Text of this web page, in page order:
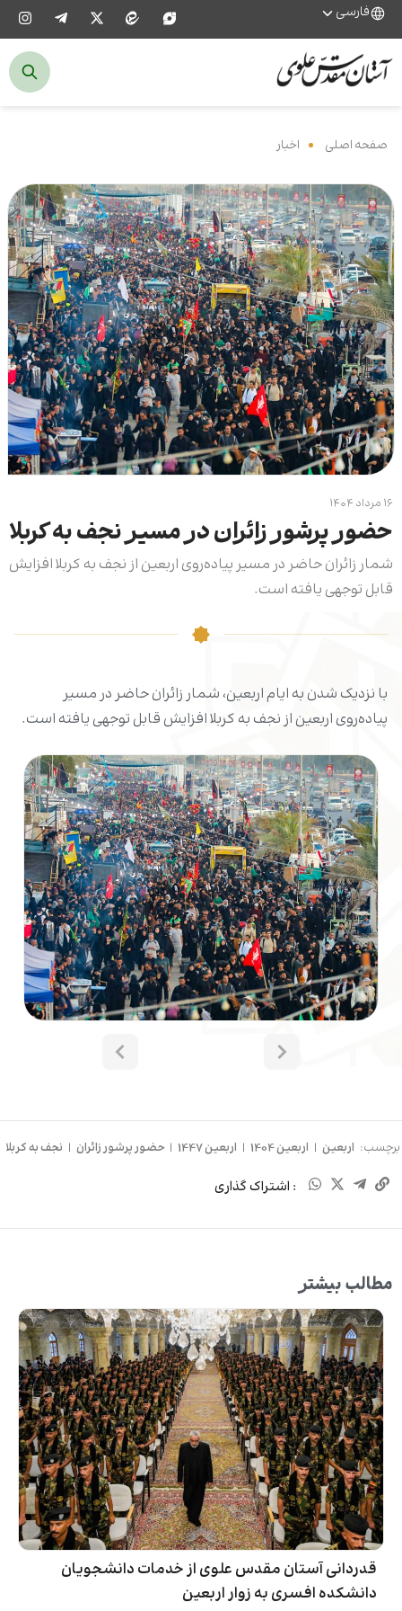
فارسی
صفحه اصلی اخبار
۱۶ مرداد ۱۴۰۴
حضور پرشور زائران در مسیر نجف به کربلا
شمار زائران حاضر در مسیر پیاده‌روی اربعین از نجف به کربلا افزایش
قابل توجهی یافته است.
با نزدیک شدن به ایام اربعین، شمار زائران حاضر در مسیر
پیاده‌روی اربعین از نجف به کربلا افزایش قابل توجهی یافته است.
برچسب: اربعین | اربعین 1404 | اربعین 1447 | حضور پرشور زائران | نجف به کربلا
: اشتراک گذاری
مطالب بیشتر
قدردانی آستان مقدس علوی از خدمات دانشجویان
دانشکده افسری به زوار اربعین